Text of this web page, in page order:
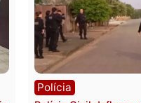
de
Polícia
2